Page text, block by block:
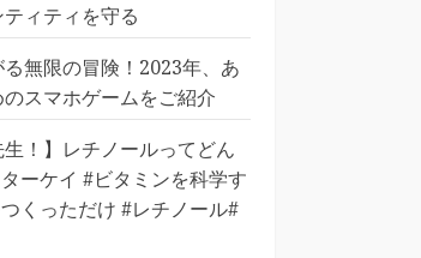
ィティを守る
無限の冒険！2023年、あ
スマホゲームをご紹介
生！】レチノールってどん
ーケイ #ビタミンを科学す
くっただけ #レチノール#